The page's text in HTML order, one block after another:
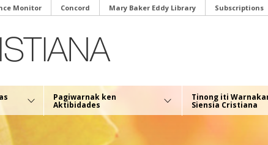
Monitor Concord Mary Baker Eddy Library Subscriptions
Pagiwarnak ken
Aktibidades
Tinong iti
Siensia Cristiana